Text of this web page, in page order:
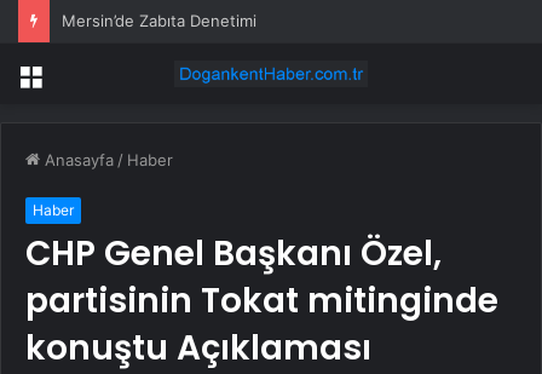
Mersin’de Zabıta Denetimi
Menü
Anasayfa / Haber
Haber
CHP Genel Başkanı Özel,
partisinin Tokat mitinginde
konuştu Açıklaması